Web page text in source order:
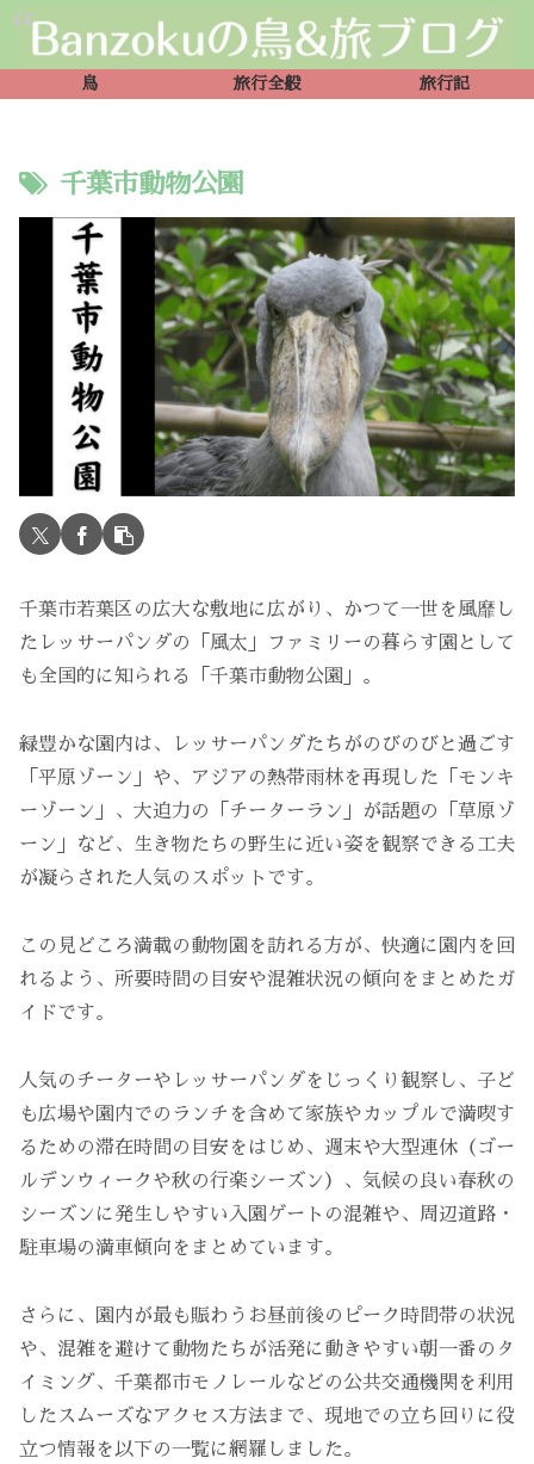
鳥 旅行全般 旅行記
千葉市動物公園
千葉市若葉区の広大な敷地に広がり、かつて一世を風靡し
たレッサーパンダの「風太」ファミリーの暮らす園として
も全国的に知られる「千葉市動物公園」。
緑豊かな園内は、レッサーパンダたちがのびのびと過ごす
「平原ゾーン」や、アジアの熱帯雨林を再現した「モンキ
ーゾーン」、大迫力の「チーターラン」が話題の「草原ゾ
ーン」など、生き物たちの野生に近い姿を観察できる工夫
が凝らされた人気のスポットです。
この見どころ満載の動物園を訪れる方が、快適に園内を回
れるよう、所要時間の目安や混雑状況の傾向をまとめたガ
イドです。
人気のチーターやレッサーパンダをじっくり観察し、子ど
も広場や園内でのランチを含めて家族やカップルで満喫す
るための滞在時間の目安をはじめ、週末や大型連休（ゴー
ルデンウィークや秋の行楽シーズン）、気候の良い春秋の
シーズンに発生しやすい入園ゲートの混雑や、周辺道路・
駐車場の満車傾向をまとめています。
さらに、園内が最も賑わうお昼前後のピーク時間帯の状況
や、混雑を避けて動物たちが活発に動きやすい朝一番のタ
イミング、千葉都市モノレールなどの公共交通機関を利用
したスムーズなアクセス方法まで、現地での立ち回りに役
立つ情報を以下の一覧に網羅しました。